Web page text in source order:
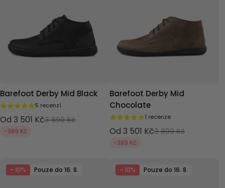
Barefoot Derby Mid Black
5 recenzí
Od 3 501 Kč3 890 Kč
-389 Kč
Barefoot Derby Mid
Chocolate
1 recenze
Od 3 501 Kč3 890 Kč
-389 Kč
- 10% Pouze do 16. 8. - 10% Pouze do 16. 8.